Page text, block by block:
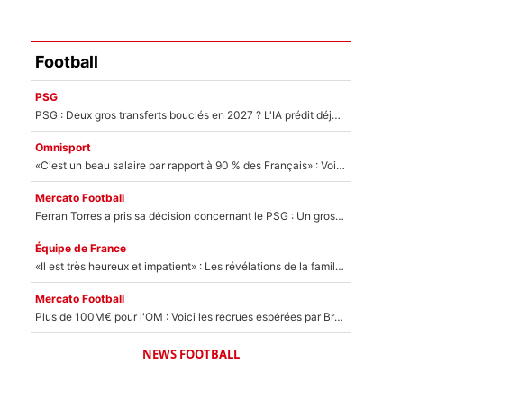
Football
PSG
PSG : Deux gros transferts bouclés en 2027 ? L'IA prédit déjà les deux joueurs qui pourraient rejoindre Luis Enrique !
Omnisport
«C'est un beau salaire par rapport à 90 % des Français» : Voilà combien touchait Nelson Monfort sur France Télévisions avant de rejoindre CNews
Mercato Football
Ferran Torres a pris sa décision concernant le PSG : Un gros club étranger prêt à relancer le feuilleton pour la signature du champion du monde 2026 !
Équipe de France
«Il est très heureux et impatient» : Les révélations de la famille Zidane sur sa prise de pouvoir en équipe de France !
Mercato Football
Plus de 100M€ pour l'OM : Voici les recrues espérées par Bruno Genesio et Grégory Lorenzi après l’opération dégraissage
NEWS FOOTBALL